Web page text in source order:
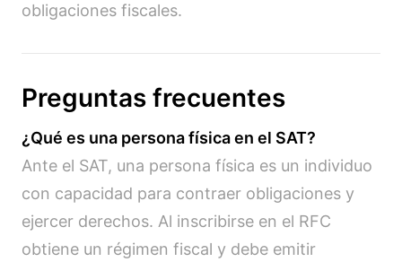
obligaciones fiscales.
Preguntas frecuentes
¿Qué es una persona física en el SAT?
Ante el SAT, una persona física es un individuo
con capacidad para contraer obligaciones y
ejercer derechos. Al inscribirse en el RFC
obtiene un régimen fiscal y debe emitir